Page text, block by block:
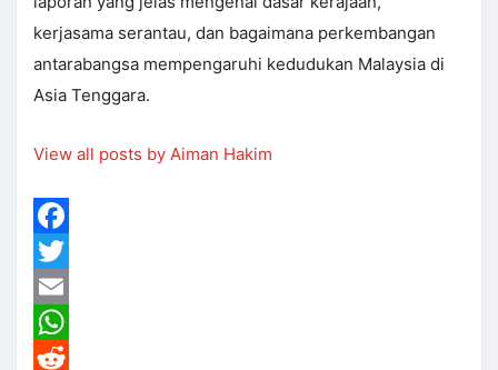
kerjasama serantau, dan bagaimana perkembangan
antarabangsa mempengaruhi kedudukan Malaysia di
Asia Tenggara.
View all posts by Aiman Hakim
Facebook
Twitter
Email
WhatsApp